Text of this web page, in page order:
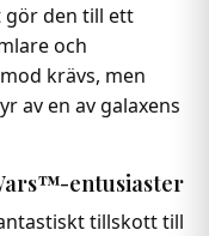
gör den till ett
och
krävs, men
av en av galaxens
entusiaster
tillskott till